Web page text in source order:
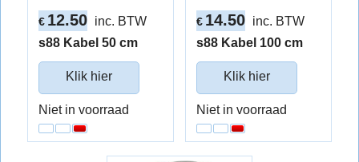
€ 12.50 inc. BTW
s88 Kabel 50 cm
Klik hier
Niet in voorraad
€ 14.50 inc. BTW
s88 Kabel 100 cm
Klik hier
Niet in voorraad